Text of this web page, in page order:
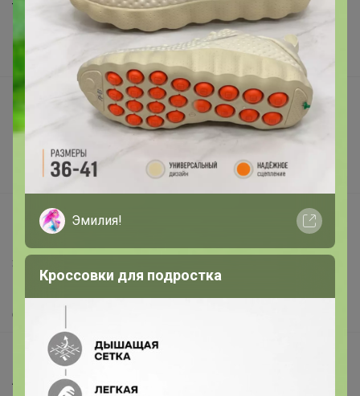
Торговые марки
Наша команда
Подарочные сертификаты
Реклама на сайте
Поставщикам
Вакансии
support@24-ok.ru
Написать в поддержку
Защита покупателя
О нас
Все предложения
Анонсы
Эмилия!
Кроссовки для подростка